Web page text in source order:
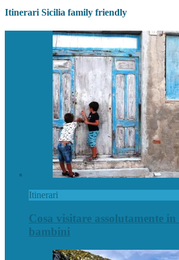
Itinerari Sicilia family friendly
Itinerari
Cosa visitare assolutamente
bambini